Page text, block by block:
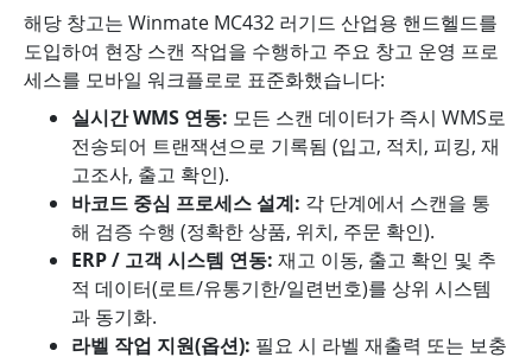
해당 창고는 Winmate MC432 러기드 산업용 핸드헬드를
도입하여 현장 스캔 작업을 수행하고 주요 창고 운영 프로
세스를 모바일 워크플로로 표준화했습니다:
실시간 WMS 연동: 모든 스캔 데이터가 즉시 WMS로
전송되어 트랜잭션으로 기록됨 (입고, 적치, 피킹, 재
고조사, 출고 확인).
바코드 중심 프로세스 설계: 각 단계에서 스캔을 통
해 검증 수행 (정확한 상품, 위치, 주문 확인).
ERP / 고객 시스템 연동: 재고 이동, 출고 확인 및 추
적 데이터(로트/유통기한/일련번호)를 상위 시스템
과 동기화.
라벨 작업 지원(옵션): 필요 시 라벨 재출력 또는 보충